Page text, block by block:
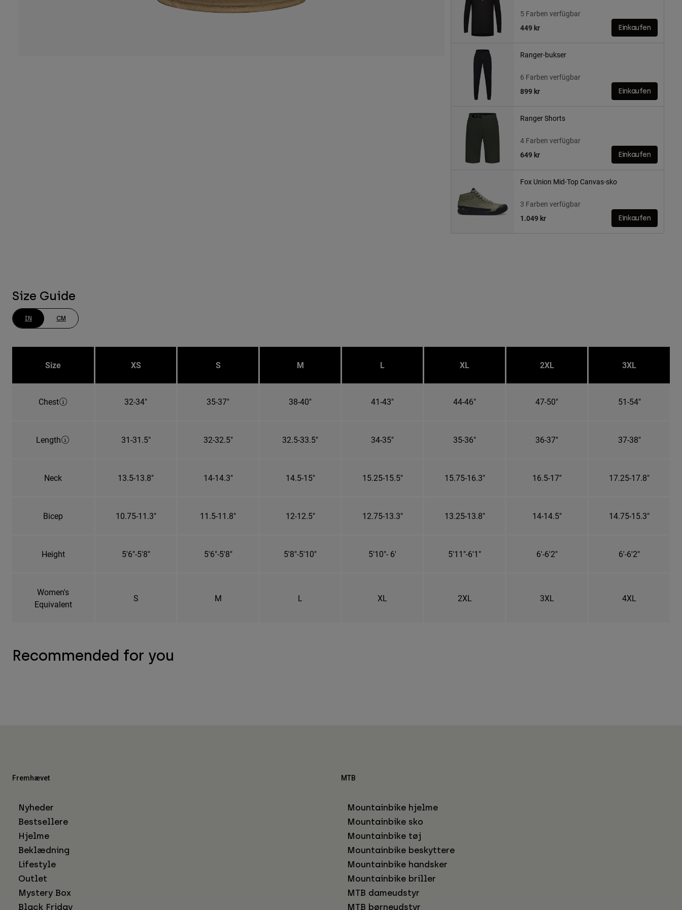
5 Farben verfügbar
449 kr
Einkaufen
Ranger-bukser
6 Farben verfügbar
899 kr
Einkaufen
Ranger Shorts
4 Farben verfügbar
649 kr
Einkaufen
Fox Union Mid-Top Canvas-sko
3 Farben verfügbar
1.049 kr
Einkaufen
Size Guide
IN CM
Size XS S M L XL 2XL 3XL
Chest 32-34" 35-37" 38-40" 41-43" 44-46" 47-50" 51-54"
Length 31-31.5" 32-32.5" 32.5-33.5" 34-35" 35-36" 36-37" 37-38"
Neck 13.5-13.8" 14-14.3" 14.5-15" 15.25-15.5" 15.75-16.3" 16.5-17" 17.25-17.8"
Bicep 10.75-11.3" 11.5-11.8" 12-12.5" 12.75-13.3" 13.25-13.8" 14-14.5" 14.75-15.3"
Height 5'6"-5'8" 5'6"-5'8" 5'8"-5'10" 5'10"- 6' 5'11"-6'1" 6'-6'2" 6'-6'2"
Women's
Equivalent
S M L XL 2XL 3XL 4XL
Recommended for you
Fremhævet
Nyheder
Bestsellere
Hjelme
Beklædning
Lifestyle
Outlet
Mystery Box
Black Friday
MTB
Mountainbike hjelme
Mountainbike sko
Mountainbike tøj
Mountainbike beskyttere
Mountainbike handsker
Mountainbike briller
MTB dameudstyr
MTB børneudstyr